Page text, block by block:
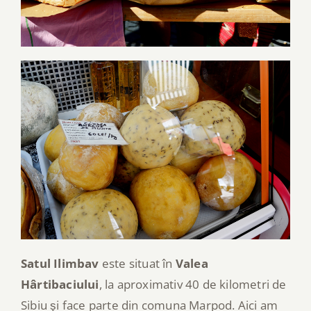
Satul Ilimbav este situat în Valea
Hârtibaciului, la aproximativ 40 de kilometri de
Sibiu şi face parte din comuna Marpod. Aici am